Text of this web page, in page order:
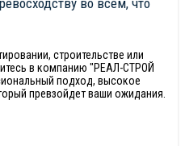
во всем, что
строительстве или
в компанию "РЕАЛ-СТРОЙ
подход, высокое
превзойдет ваши ожидания.